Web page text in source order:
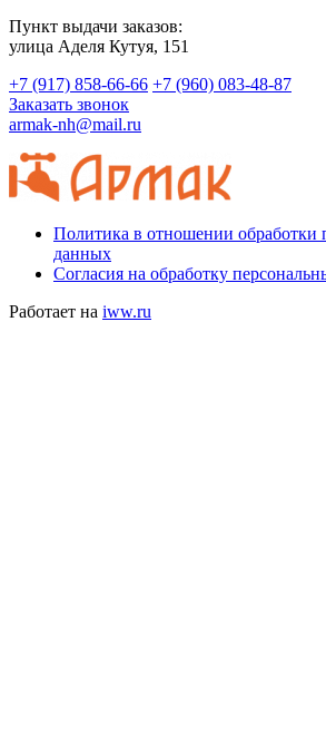
Пункт выдачи заказов:
​улица Аделя Кутуя, 151
+7 (917) 858-66-66 +7 (960) 083-48-87
Заказать звонок
armak-nh@mail.ru
Политика в отношении обработки
данных
Согласия на обработку
Работает на iww.ru